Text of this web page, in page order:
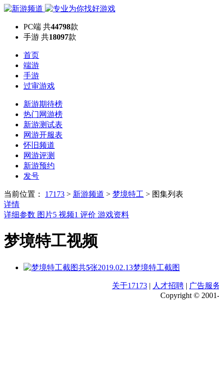
PC端 共44798款
手游 共18097款
首页
端游
手游
过审游戏
新游期待榜
热门网游榜
新游测试表
网游开服表
怀旧频道
网游评测
新游预约
发号
当前位置： 17173 > 新游频道 > 梦境特工 > 图集列表
详情
详细参数 图片5 视频1 评价 游戏资料
梦境特工视频
共5张2019.02.13梦境特工截图
关于17173 | 人才招聘 | 广告服
Copyright ©